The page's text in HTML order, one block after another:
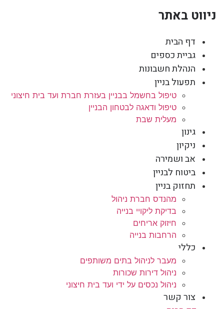
ניווט באתר
דף הבית
גביית כספים
הנהלת חשבונות
תפעול בניין
טיפול בחשמל בבניין בעזרת חברת ועד בית חיצוני
טיפול ודאגה לבטחון הבניין
מעלית שבת
גינון
ניקיון
אב ושמירה
ביטוח לבניין
תחזוק בניין
מהנדס חברת ניהול
בדיקת ליקויי בנייה
חיזוק אריחים
הרחבות בנייה
כללי
מעבר לניהול בתים משותפים
ניהול דירות שכורות
ניהול נכסים על ידי ועד בית חיצוני
צור קשר